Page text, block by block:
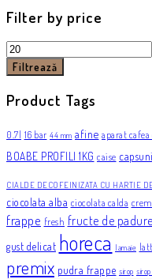
Filter by price
Preț
minim
Filtrează
Product Tags
0.7l 16 bar 44 mm afine aparat
BOABE PROFILI 1KG caise capsuni
CIALDE DECOFEINIZATA CU HARTIE
ciocolata alba ciocolata calda
frappe fresh fructe de padure
gust delicat horeca lamaie
premix pudra frappe sirop